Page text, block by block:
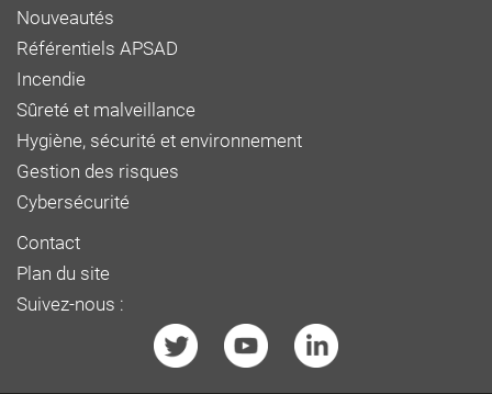
Nouveautés
Référentiels APSAD
Incendie
Sûreté et malveillance
Hygiène, sécurité et environnement
Gestion des risques
Cybersécurité
Contact
Plan du site
Suivez-nous :